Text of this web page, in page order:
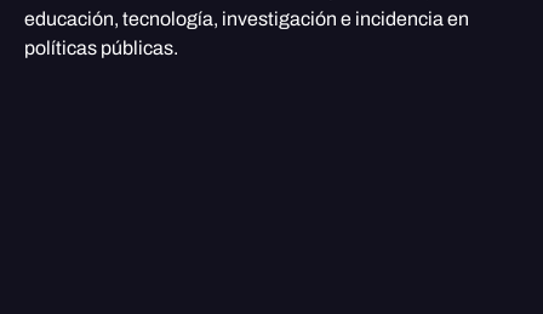
educación, tecnología, investigación e incidencia en
políticas públicas.